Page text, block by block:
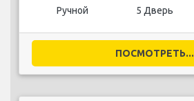
Ручной 5 Дверь
ПОСМОТРЕТЬ...